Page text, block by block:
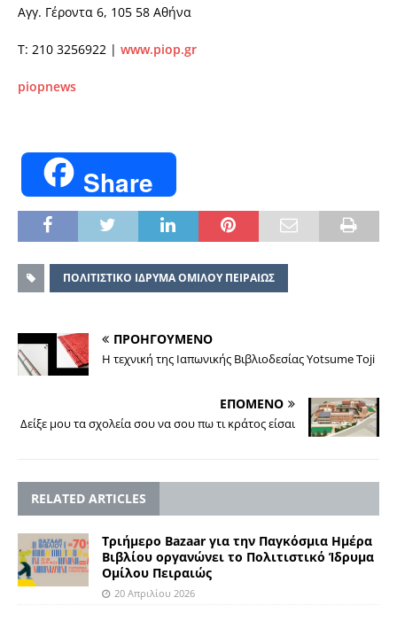
Αγγ. Γέροντα 6, 105 58 Αθήνα
T: 210 3256922 | www.piop.gr
piopnews
Share
ΠΟΛΙΤΙΣΤΙΚΟ ΙΔΡΥΜΑ ΟΜΙΛΟΥ ΠΕΙΡΑΙΩΣ
ΠΡΟΗΓΟΥΜΕΝΟ
Η τεχνική της Ιαπωνικής Βιβλιοδεσίας Yotsume Toji
ΕΠΟΜΕΝΟ
Δείξε μου τα σχολεία σου να σου πω τι κράτος είσαι
RELATED ARTICLES
Τριήμερο Bazaar για την Παγκόσμια Ημέρα
Βιβλίου οργανώνει το Πολιτιστικό Ίδρυμα
Ομίλου Πειραιώς
20 Απριλίου 2026